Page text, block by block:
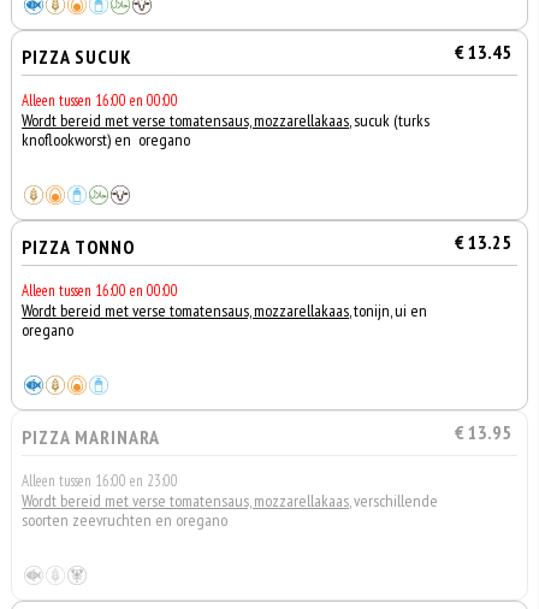
PIZZA SUCUK € 13.45
Alleen tussen 16:00 en 00:00
Wordt bereid met verse tomatensaus, mozzarellakaas, sucuk (turks
knoflookworst) en oregano
PIZZA TONNO € 13.25
Alleen tussen 16:00 en 00:00
Wordt bereid met verse tomatensaus, mozzarellakaas, tonijn, ui en
oregano
PIZZA MARINARA € 13.95
Alleen tussen 16:00 en 23:00
Wordt bereid met verse tomatensaus, mozzarellakaas, verschillende
soorten zeevruchten en oregano